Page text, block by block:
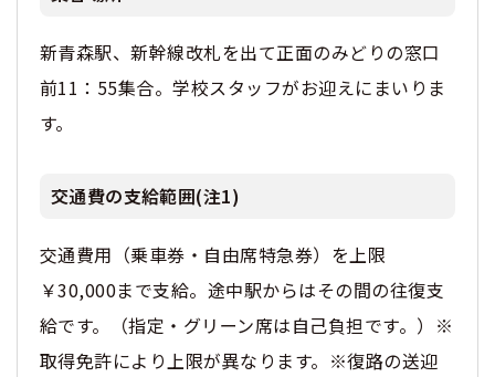
新青森駅、新幹線改札を出て正面のみどりの窓口
前11：55集合。学校スタッフがお迎えにまいりま
す。
交通費の支給範囲(注1)
交通費用（乗車券・自由席特急券）を上限
￥30,000まで支給。途中駅からはその間の往復支
給です。（指定・グリーン席は自己負担です。）※
取得免許により上限が異なります。※復路の送迎